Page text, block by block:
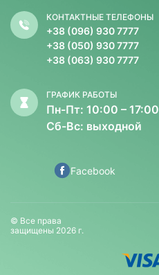
КОНТАКТНЫЕ ТЕЛЕФОНЫ
+38 (096) 930 7777
+38 (050) 930 7777
+38 (063) 930 7777
ГРАФИК РАБОТЫ
Пн-Пт: 10:00 – 17:00
Сб-Вс: выходной
Facebook
© Все права
защищены 2026 г.